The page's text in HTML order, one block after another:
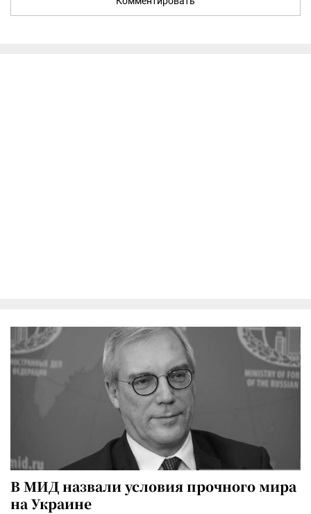
В МИД назвали условия прочного мира
на Украине